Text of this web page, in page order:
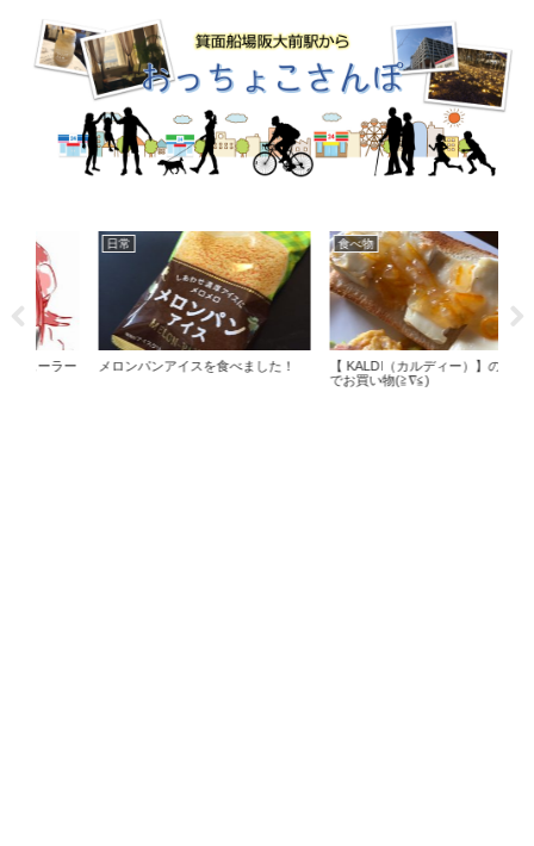
メロンパンアイスを食べました！
食べ物
【 KALDI（カルディー）】のSALE
でお買い物(≧∇≦)